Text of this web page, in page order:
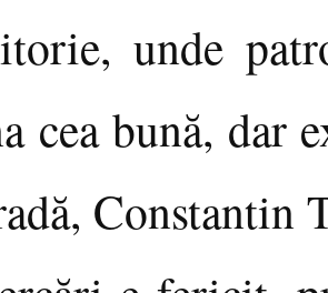
unde
cea bună, dar
Constantin